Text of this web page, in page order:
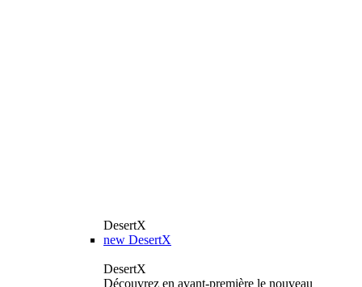
DesertX
new DesertX
DesertX
Découvrez en avant-première le nouveau